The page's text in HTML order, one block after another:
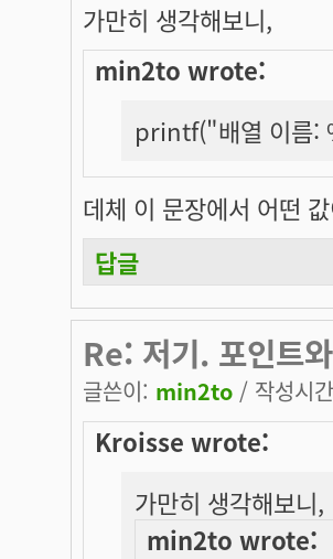
가만히 생각해보니,
min2to wrote:
printf("배열 이름:
데체 이 문장에서 어떤
답글
Re: 저기. 포인트
글쓴이: min2to / 작성시
Kroisse wrote:
가만히 생각해보니,
min2to wrote: